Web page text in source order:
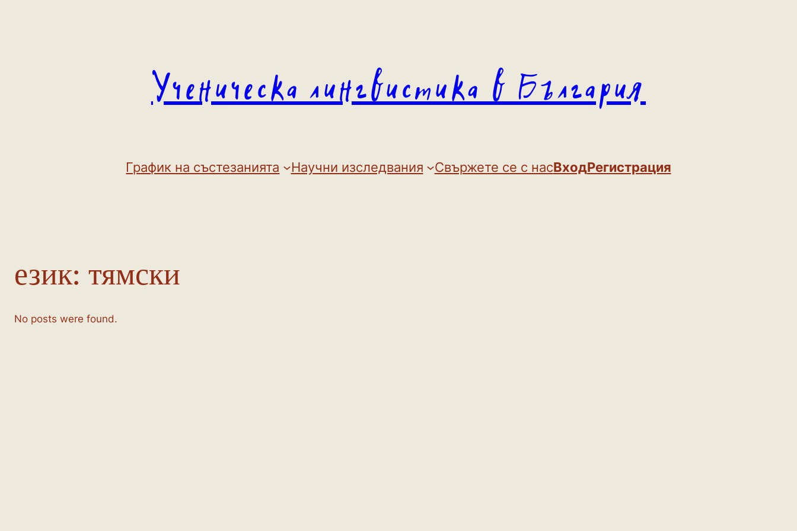
Ученическа лингвистика в България
График на състезанията Научни изследвания Свържете се с насВходРегистрация
език: тямски
No posts were found.